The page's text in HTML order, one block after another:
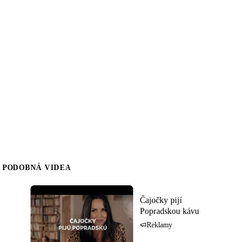
PODOBNÁ VIDEA
Čajočky pijí
Popradskou kávu
Reklamy